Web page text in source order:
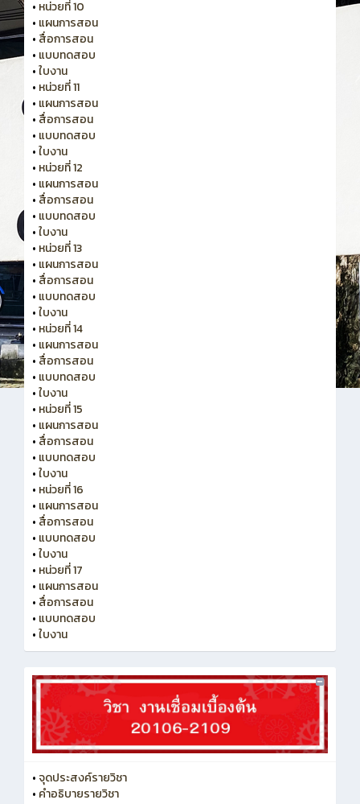
• หน่วยที่ 10
• แผนการสอน
• สื่อการสอน
• แบบทดสอบ
•ใบงาน
• หน่วยที่ 11
• แผนการสอน
• สื่อการสอน
• แบบทดสอบ
•ใบงาน
• หน่วยที่ 12
• แผนการสอน
• สื่อการสอน
• แบบทดสอบ
•ใบงาน
• หน่วยที่ 13
• แผนการสอน
• สื่อการสอน
• แบบทดสอบ
•ใบงาน
• หน่วยที่ 14
• แผนการสอน
• สื่อการสอน
• แบบทดสอบ
•ใบงาน
• หน่วยที่ 15
• แผนการสอน
• สื่อการสอน
• แบบทดสอบ
•ใบงาน
• หน่วยที่ 16
• แผนการสอน
• สื่อการสอน
• แบบทดสอบ
•ใบงาน
• หน่วยที่ 17
• แผนการสอน
• สื่อการสอน
• แบบทดสอบ
•ใบงาน
•จุดประสงค์รายวิชา
• คำอธิบายรายวิชา